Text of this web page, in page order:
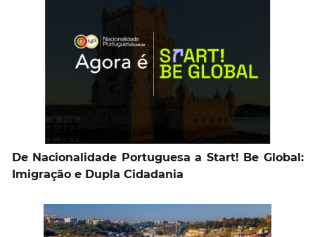
De Nacionalidade Portuguesa a Start! Be Global:
Imigração e Dupla Cidadania